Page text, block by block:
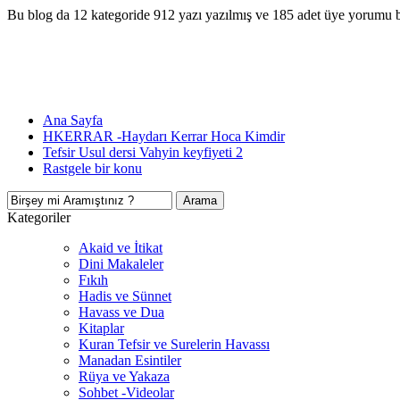
Bu blog da 12 kategoride 912 yazı yazılmış ve 185 adet üye yorumu
Ana Sayfa
HKERRAR -Haydarı Kerrar Hoca Kimdir
Tefsir Usul dersi Vahyin keyfiyeti 2
Rastgele bir konu
Kategoriler
Akaid ve İtikat
Dini Makaleler
Fıkıh
Hadis ve Sünnet
Havass ve Dua
Kitaplar
Kuran Tefsir ve Surelerin Havassı
Manadan Esintiler
Rüya ve Yakaza
Sohbet -Videolar